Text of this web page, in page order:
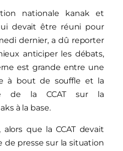
nationale kanak et
devait être réuni pour
dernier, a dû reporter
anticiper les débats,
est grande entre une
à bout de souffle et la
de la CCAT sur la
à la base.
que la CCAT devait
presse sur la situation